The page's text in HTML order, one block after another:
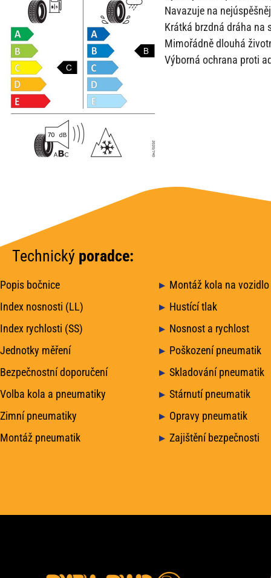
Navazuje na
Krátká brzdná dráha na
Mimořádně dlouhá
Výborná ochrana proti
Technický poradce:
Popis bočnice
Montáž kola na vozidlo
Index nosnosti (LL)
Hustící tlak
Index rychlosti (SS)
Nosnost a rychlost
Jednotky měření
Poškození pneumatik
Bezpečnostní doporučení
Skladování pneumatik
Volba kola a pneumatiky
Stárnutí pneumatik
Zimní pneumatiky
Opravy pneumatik
Montáž pneumatik
Zajištění bezpečnosti